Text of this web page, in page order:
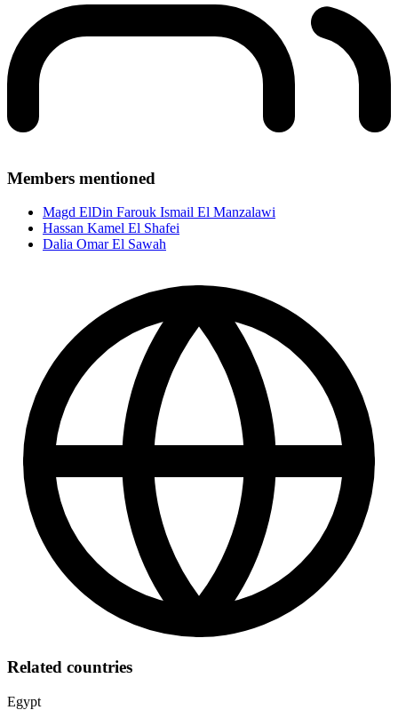
Members mentioned
Magd ElDin Farouk Ismail El Manzalawi
Hassan Kamel El Shafei
Dalia Omar El Sawah
Related countries
Egypt